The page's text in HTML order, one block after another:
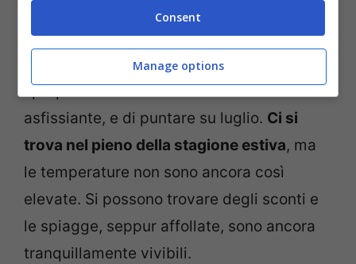
Gli esperti consigliano di escludere
agosto, a causa del numero
sproporzionato di turisti e del caldo
asfissiante, e di puntare su luglio. Ci si
trova nel pieno della stagione estiva, ma
le temperature non sono ancora così
elevate. Si possono trovare degli sconti e
le spiagge, seppur affollate, sono ancora
tranquillamente vivibili.
Consent
Manage options